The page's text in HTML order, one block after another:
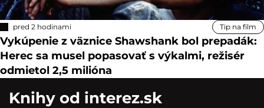
pred 2 hodinami Tip na film
Vykúpenie z väznice Shawshank bol prepadák:
Herec sa musel popasovať s výkalmi, režisér
odmietol 2,5 milióna
Knihy od interez.sk